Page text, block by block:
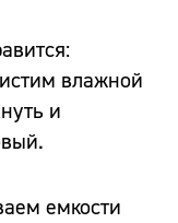
влажной
и
емкости